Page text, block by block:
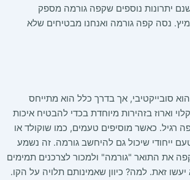
יתרונות נוספים שקפה גורמה מספק
נסה קפה גורמה ואנחנו מבטיחים שלא
סובייקטיבי, אך בדרך כלל הוא מתייחס
וארוז בזהירות מיוחדת בכדי להבטיח איכות
רגיל. כאשר מוסיפים טעמים, כמו שוקולד או
ייחודי שיכול גם להיחשב גורמה. זה נשמע
את התואר "גורמה" ולמכור לצרכנים תמימים
זאת. למה? כיוון שאמינותם תלויה על הקו.